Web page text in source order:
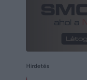
Hirdetés